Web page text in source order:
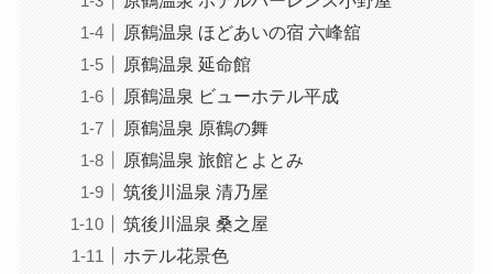
原鶴温泉 ほどあいの宿 六峰舘
原鶴温泉 延命館
原鶴温泉 ビューホテル平成
原鶴温泉 原鶴の舞
原鶴温泉 旅館とよとみ
筑後川温泉 清乃屋
筑後川温泉 桑之屋
ホテル花景色